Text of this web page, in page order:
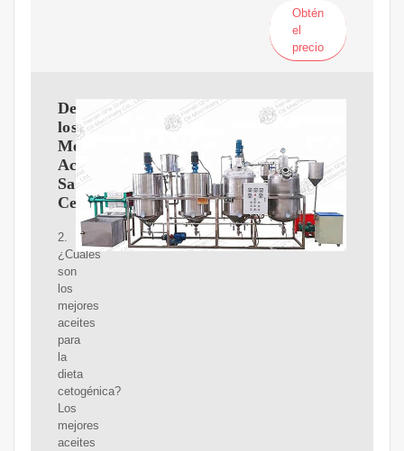
Obtén
el
precio
Descubre
los
Mejores
Aceites
Saludables
Cetogénicos
2.
¿Cuáles
son
los
mejores
aceites
para
la
dieta
cetogénica?
Los
mejores
aceites